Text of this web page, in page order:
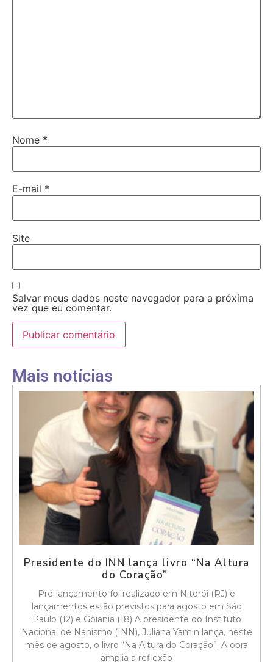
Nome *
E-mail *
Site
Salvar meus dados neste navegador para a próxima
vez que eu comentar.
Mais notícias
Presidente do INN lança livro “Na Altura
do Coração”
Pré-lançamento foi realizado em Niterói (RJ) e
lançamentos estão previstos para agosto em São
Paulo (12) e Goiânia (18) A presidente do Instituto
Nacional de Nanismo (INN), Juliana Yamin lança, neste
mês de agosto, o livro “Na Altura do Coração”. A obra
amplia a reflexão